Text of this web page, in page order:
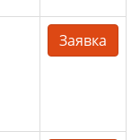
Заявка